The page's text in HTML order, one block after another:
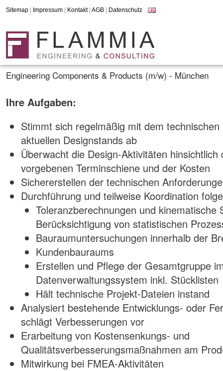
Sitemap Impressum Kontakt| AGB Datenschutz
Engineering Components & Products (m/w) - München
Ihre Aufgaben:
Stimmt sich regelmäßig mit dem
aktuellen Designstands ab
Überwacht die Design-Aktivitäten
vorgebenen Terminschiene und der Kosten
Sichererstellen der technischen
Durchführung und teilweise Koordination
Toleranzberechnungen und kinematische
Berücksichtigung von statistischen
Bauraumuntersuchungen innerhalb der
Kundenbauraums
Erstellen und Pflege der Gesamtgruppe
Datenverwaltungssystem inkl. Stücklisten
Hält technische Projekt-Dateien instand
Analysiert bestehende Entwicklungs- oder
schlägt Verbesserungen vor
Erarbeitung von Kostensenkungs- und
Qualitätsverbesserungsmaßnahmen am
Mitwirkung bei FMEA-Aktivitäten